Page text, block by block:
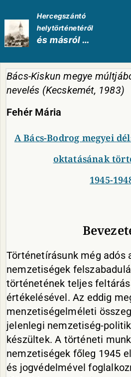
Hercegszántó
helytörténetéről
és másról …
Bács-Kiskun megye
nevelés (Kecskemét, 1983)
Fehér Mária
A Bács-Bodrog megyei
oktatásának
1945-
Történetírásunk még adós
nemzetiségek
történetének teljes
értékelésével. Az eddig
menzetiségelméleti
jelenlegi nemzetiség-
készültek. A történeti
nemzetiségek főleg 1945
és jogvédelmével